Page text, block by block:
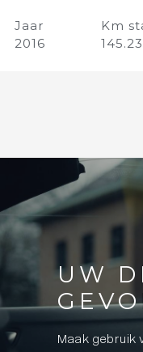
Jaar
2016
Km
UW
Maak gebruik